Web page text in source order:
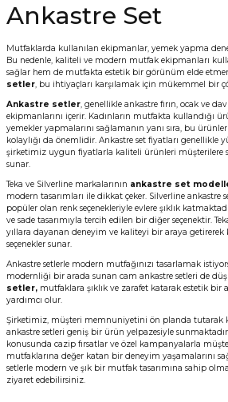
Ankastre Set
Mutfaklarda kullanılan ekipmanlar, yemek yapma
Bu nedenle, kaliteli ve modern mutfak ekipmanları
sağlar hem de mutfakta estetik bir görünüm elde
setler, bu ihtiyaçları karşılamak için mükemmel bir
Ankastre setler, genellikle ankastre fırın, ocak ve
ekipmanlarını içerir. Kadınların mutfakta kullandığı
yemekler yapmalarını sağlamanın yanı sıra, bu
kolaylığı da önemlidir. Ankastre set fiyatları genellikle
şirketimiz uygun fiyatlarla kaliteli ürünleri müşterilere
sunar.
Teka ve Silverline markalarının ankastre set
modern tasarımları ile dikkat çeker. Silverline ankastre
popüler olan renk seçenekleriyle evlere şıklık
ve sade tasarımıyla tercih edilen bir diğer seçenektir.
yıllara dayanan deneyim ve kaliteyi bir araya getirerek
seçenekler sunar.
Ankastre setlerle modern mutfağınızı tasarlamak
modernliği bir arada sunan cam ankastre setleri de
setler, mutfaklara şıklık ve zarafet katarak estetik bir
yardımcı olur.
Şirketimiz, müşteri memnuniyetini ön planda tutarak
ankastre setleri geniş bir ürün yelpazesiyle
konusunda cazip fırsatlar ve özel kampanyalarla
mutfaklarına değer katan bir deneyim yaşamalarını
setlerle modern ve şık bir mutfak tasarımına sahip
ziyaret edebilirsiniz.